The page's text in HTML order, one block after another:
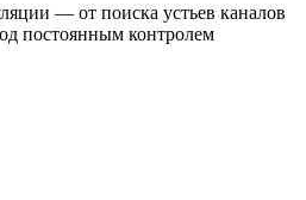
— от поиска устьев каналов
постоянным контролем